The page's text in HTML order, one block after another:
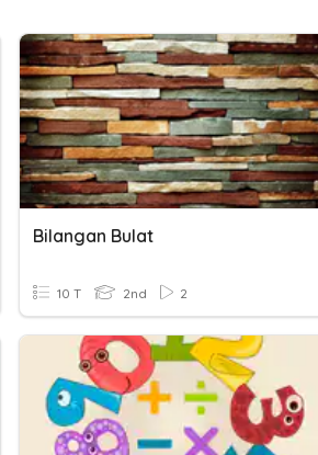
Bilangan Bulat
10 T 2nd 2